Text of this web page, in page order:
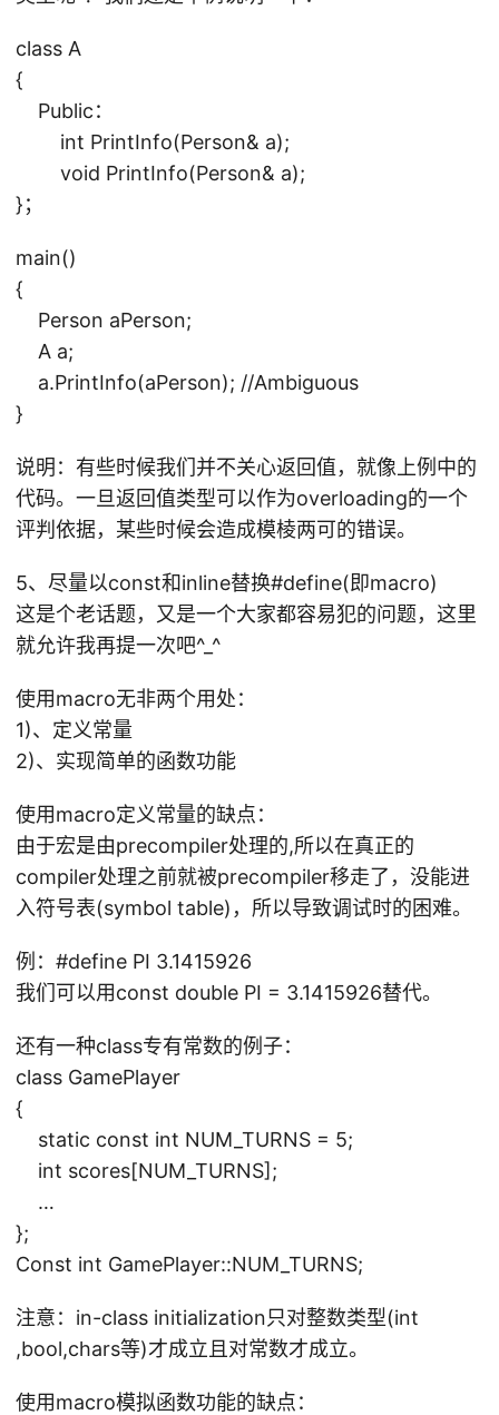
class A
{
Public：
int PrintInfo(Person& a);
void PrintInfo(Person& a);
}；
main()
{
Person aPerson;
A a;
a.PrintInfo(aPerson); //Ambiguous
}
说明：有些时候我们并不关心返回值，就像上例中的
代码。一旦返回值类型可以作为overloading的一个
评判依据，某些时候会造成模棱两可的错误。
5、尽量以const和inline替换#define(即macro)
这是个老话题，又是一个大家都容易犯的问题，这里
就允许我再提一次吧^_^
使用macro无非两个用处：
1)、定义常量
2)、实现简单的函数功能
使用macro定义常量的缺点：
由于宏是由precompiler处理的,所以在真正的
compiler处理之前就被precompiler移走了，没能进
入符号表(symbol table)，所以导致调试时的困难。
例：#define PI 3.1415926
我们可以用const double PI = 3.1415926替代。
还有一种class专有常数的例子：
class GamePlayer
{
static const int NUM_TURNS = 5;
int scores[NUM_TURNS];
…
};
Const int GamePlayer::NUM_TURNS;
注意：in-class initialization只对整数类型(int
,bool,chars等)才成立且对常数才成立。
使用macro模拟函数功能的缺点：